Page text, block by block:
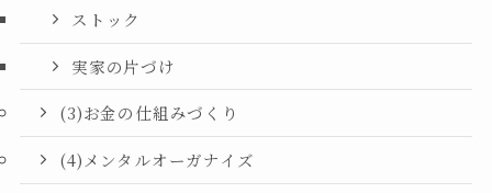
ストック
実家の片づけ
(3)お金の仕組みづくり
(4)メンタルオーガナイズ